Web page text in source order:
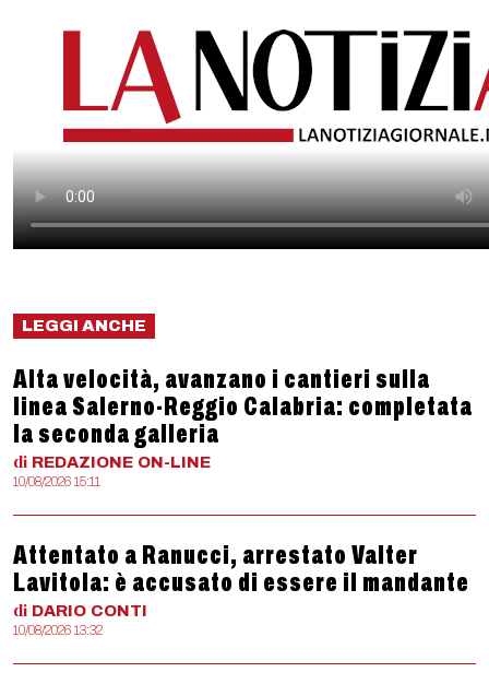
LEGGI ANCHE
Alta velocità, avanzano i cantieri sulla
linea Salerno-Reggio Calabria: completata
la seconda galleria
di REDAZIONE ON-LINE
10/08/2026 15:11
Attentato a Ranucci, arrestato Valter
Lavitola: è accusato di essere il mandante
di DARIO CONTI
10/08/2026 13:32